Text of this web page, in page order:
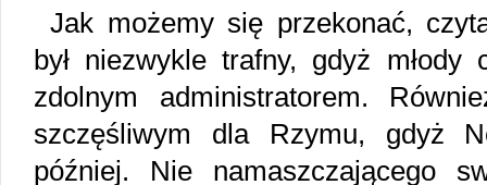
Jak możemy się przekonać,
był niezwykle trafny, gdyż młody
zdolnym administratorem.
szczęśliwym dla Rzymu, gdyż
później. Nie namaszczającego